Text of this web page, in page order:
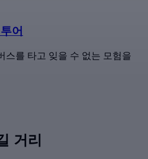
어
스를 타고 잊을 수 없는 모험을
거리